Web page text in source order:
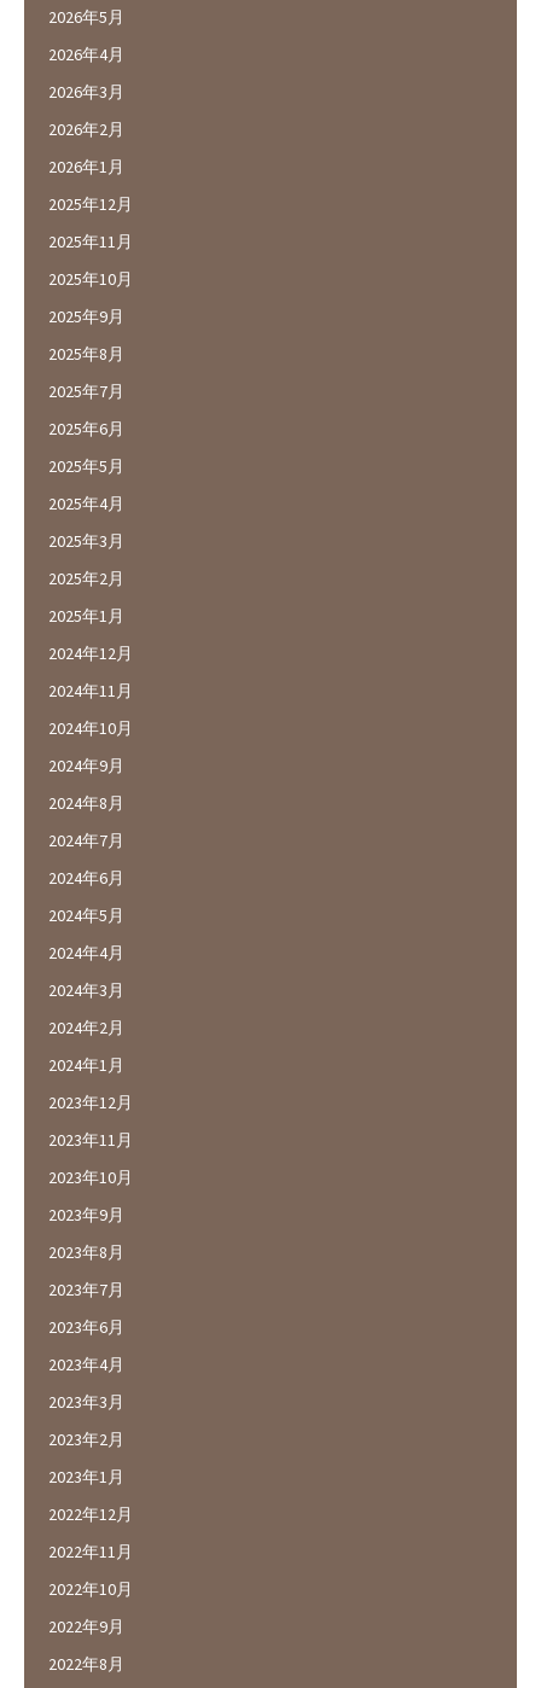
2026年5月
2026年4月
2026年3月
2026年2月
2026年1月
2025年12月
2025年11月
2025年10月
2025年9月
2025年8月
2025年7月
2025年6月
2025年5月
2025年4月
2025年3月
2025年2月
2025年1月
2024年12月
2024年11月
2024年10月
2024年9月
2024年8月
2024年7月
2024年6月
2024年5月
2024年4月
2024年3月
2024年2月
2024年1月
2023年12月
2023年11月
2023年10月
2023年9月
2023年8月
2023年7月
2023年6月
2023年4月
2023年3月
2023年2月
2023年1月
2022年12月
2022年11月
2022年10月
2022年9月
2022年8月